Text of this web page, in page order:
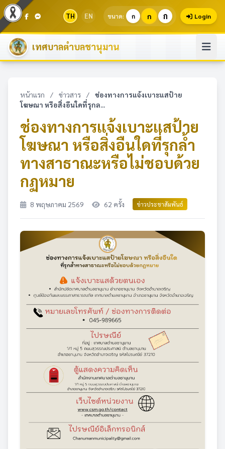
TH EN ขนาด: ก ก ก Login
เทศบาลตำบลชานุมาน
หน้าแรก / ข่าวสาร /
ช่องทางการแจ้งเบาะแสป้าย
โฆษณา หรือสิ่งอืนใดที่รุกล...
ช่องทางการแจ้งเบาะแสป้าย
โฆษณา หรือสิ่งอืนใดที่รุกล้ำ
ทางสาธาณะหรือไม่ชอบด้วย
กฏหมาย
8 พฤษภาคม 2569 62 ครั้ง ข่าวประชาสัมพันธ์